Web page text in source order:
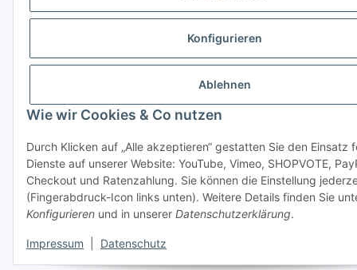
Konfigurieren
Ablehnen
Wie wir Cookies & Co nutzen
Durch Klicken auf „Alle akzeptieren“ gestatten Sie den Einsatz
Dienste auf unserer Website: YouTube, Vimeo, SHOPVOTE,
Checkout und Ratenzahlung. Sie können die Einstellung
(Fingerabdruck-Icon links unten). Weitere Details finden Sie
Konfigurieren und in unserer Datenschutzerklärung.
Impressum Datenschutz